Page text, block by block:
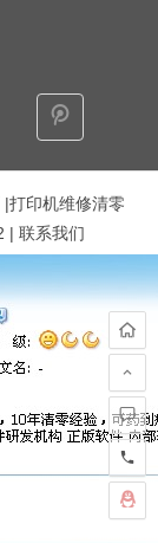
|打印机维修清零
| 联系我们